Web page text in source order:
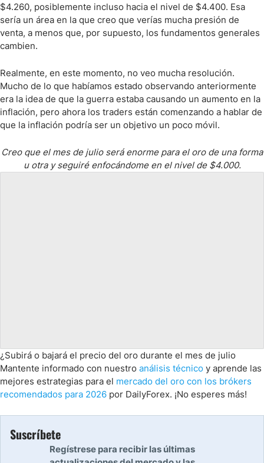
$4.260, posiblemente incluso hacia el nivel de $4.400. Esa
sería un área en la que creo que verías mucha presión de
venta, a menos que, por supuesto, los fundamentos generales
cambien.
Realmente, en este momento, no veo mucha resolución.
Mucho de lo que habíamos estado observando anteriormente
era la idea de que la guerra estaba causando un aumento en la
inflación, pero ahora los traders están comenzando a hablar de
que la inflación podría ser un objetivo un poco móvil.
Creo que el mes de julio será enorme para el oro de una forma
u otra y seguiré enfocándome en el nivel de $4.000.
¿Subirá o bajará el precio del oro durante el mes de julio
Mantente informado con nuestro análisis técnico y aprende las
mejores estrategias para el mercado del oro con los brókers
recomendados para 2026 por DailyForex. ¡No esperes más!
Suscríbete
Regístrese para recibir las últimas